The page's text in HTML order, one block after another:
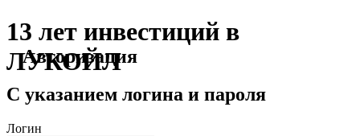
13 лет инвестиций в
ЛУКОЙЛ
Авторизация
С указанием логина и пароля
Логин